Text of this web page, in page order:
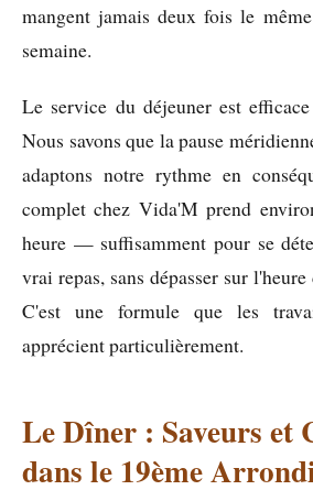
mangent jamais deux fois le
semaine.
Le service du déjeuner est
Nous savons que la pause
adaptons notre rythme en
complet chez Vida'M prend
heure — suffisamment pour se
vrai repas, sans dépasser sur
C'est une formule que les
apprécient particulièrement.
Le Dîner : Saveurs et
dans le 19ème